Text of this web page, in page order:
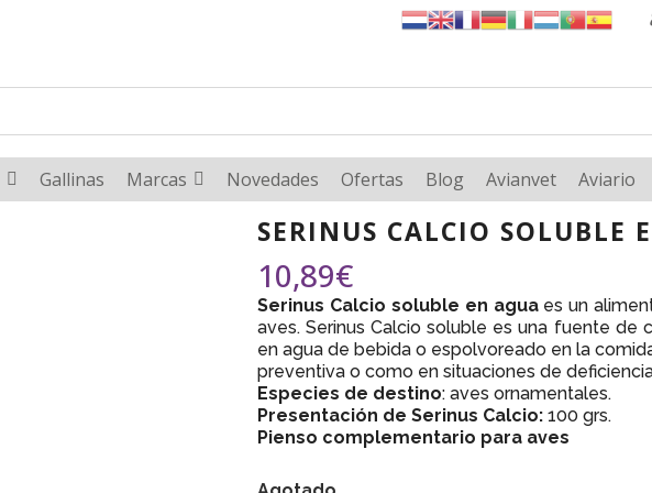
Gallinas Marcas Novedades Ofertas Blog Avianvet Aviario
SERINUS CALCIO SOLUBLE
10,89€
Serinus Calcio soluble en agua es un
aves. Serinus Calcio soluble es una fuente de
en agua de bebida o espolvoreado en la
preventiva o como en situaciones de
Especies de destino: aves ornamentales.
Presentación de Serinus Calcio: 100 grs.
Pienso complementario para aves